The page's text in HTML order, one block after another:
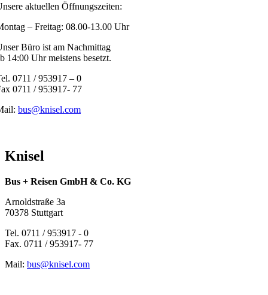
aktuellen Öffnungszeiten:
– Freitag: 08.00-13.00 Uhr
Büro ist am Nachmittag
14:00 Uhr meistens besetzt.
0711 / 953917 – 0
0711 / 953917- 77
bus@knisel.com
Knisel
Bus + Reisen GmbH & Co. KG
Arnoldstraße 3a
70378 Stuttgart
Tel. 0711 / 953917 - 0
Fax. 0711 / 953917- 77
Mail: bus@knisel.com